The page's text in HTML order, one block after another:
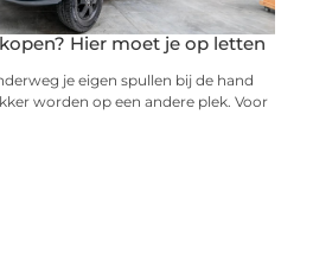
Hier moet je op letten
je eigen spullen bij de hand
worden op een andere plek. Voor